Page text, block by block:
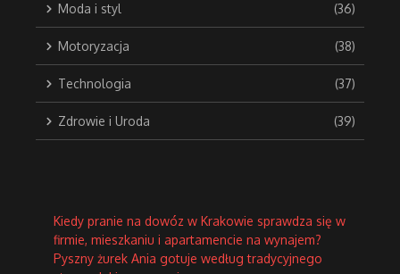
Moda i styl (36)
Motoryzacja (38)
Technologia (37)
Zdrowie i Uroda (39)
Kiedy pranie na dowóz w Krakowie sprawdza się w
firmie, mieszkaniu i apartamencie na wynajem?
Pyszny żurek Ania gotuje według tradycyjnego